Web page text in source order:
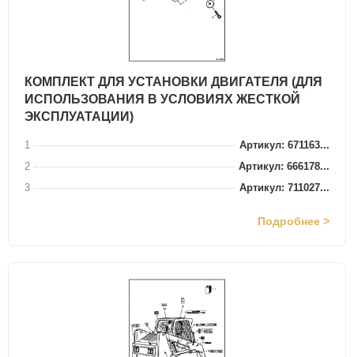
КОМПЛЕКТ ДЛЯ УСТАНОВКИ ДВИГАТЕЛЯ (ДЛЯ
ИСПОЛЬЗОВАНИЯ В УСЛОВИЯХ ЖЕСТКОЙ
ЭКСПЛУАТАЦИИ)
1
Артикул: 671163...
2
Артикул: 666178...
3
Артикул: 711027...
Подробнее >